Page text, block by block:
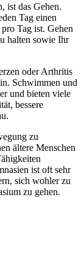
ist das Gehen.
Tag einen
Tag ist. Gehen
halten sowie Ihr
oder Arthritis
Schwimmen und
und bieten viele
bessere
zu
ältere Menschen
ist oft sehr
sich wohler zu
zu gehen.